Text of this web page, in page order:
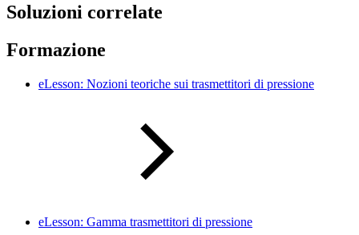
Soluzioni correlate
Formazione
eLesson: Nozioni teoriche sui trasmettitori di pressione
eLesson: Gamma trasmettitori di pressione